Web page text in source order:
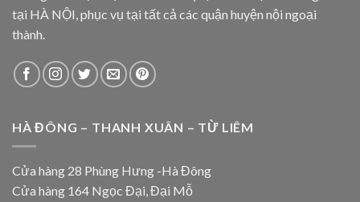
tại HÀ NỘI, phục vụ tại tất cả các quận huyện nội ngoại
thành.
HÀ ĐÔNG – THANH XUÂN – TỪ LIÊM
Cửa hàng 28 Phùng Hưng -Hà Đông
Cửa hàng 164 Ngọc Đại, Đại Mỗ